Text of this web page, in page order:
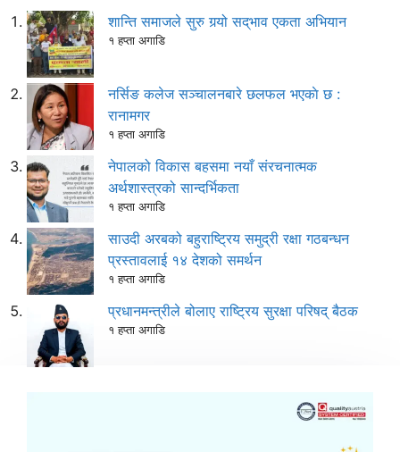
शान्ति समाजले सुरु गर्‍यो सद्‌भाव एकता अभियान
१ हप्ता अगाडि
नर्सिङ कलेज सञ्चालनबारे छलफल भएकाे छ :
रानामगर
१ हप्ता अगाडि
नेपालको विकास बहसमा नयाँ संरचनात्मक
अर्थशास्त्रको सान्दर्भिकता
१ हप्ता अगाडि
साउदी अरबको बहुराष्ट्रिय समुद्री रक्षा गठबन्धन
प्रस्तावलाई १४ देशको समर्थन
१ हप्ता अगाडि
प्रधानमन्त्रीले बोलाए राष्ट्रिय सुरक्षा परिषद् बैठक
१ हप्ता अगाडि